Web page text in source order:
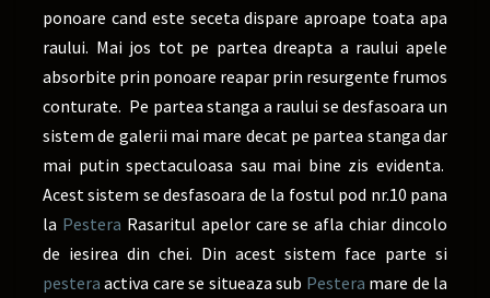
ponoare cand este seceta dispare aproape toata apa
raului. Mai jos tot pe partea dreapta a raului apele
absorbite prin ponoare reapar prin resurgente frumos
conturate. Pe partea stanga a raului se desfasoara un
sistem de galerii mai mare decat pe partea stanga dar
mai putin spectaculoasa sau mai bine zis evidenta.
Acest sistem se desfasoara de la fostul pod nr.10 pana
la Pestera Rasaritul apelor care se afla chiar dincolo
de iesirea din chei. Din acest sistem face parte si
pestera activa care se situeaza sub Pestera mare de la